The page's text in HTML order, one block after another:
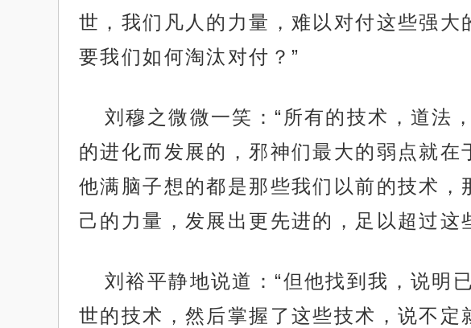
世，我们凡人的力量，难以对付这些强
要我们如何淘汰对付？”
刘穆之微微一笑：“所有的技术，道法
的进化而发展的，邪神们最大的弱点就在
他满脑子想的都是那些我们以前的技术
己的力量，发展出更先进的，足以超过这
刘裕平静地说道：“但他找到我，说明
世的技术，然后掌握了这些技术，说不定